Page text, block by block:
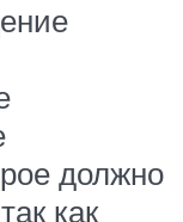
должно
как